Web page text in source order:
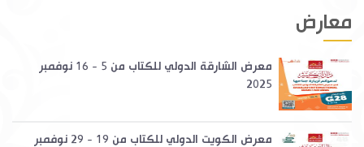
معارض
معرض الشارقة الدولي للكتاب من 5 - 16 نوفمبر
2025
معرض الكويت الدولي للكتاب من 19 - 29 نوفمبر